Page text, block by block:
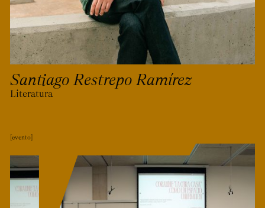
Santiago Restrepo Ramírez
Literatura
evento